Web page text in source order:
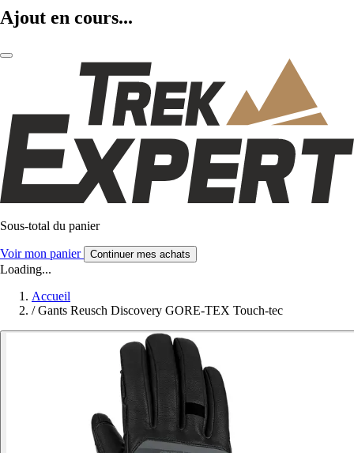
Ajout en cours...
Sous-total du panier
Voir mon panier Continuer mes achats
Loading...
Accueil
/ Gants Reusch Discovery GORE-TEX Touch-tec